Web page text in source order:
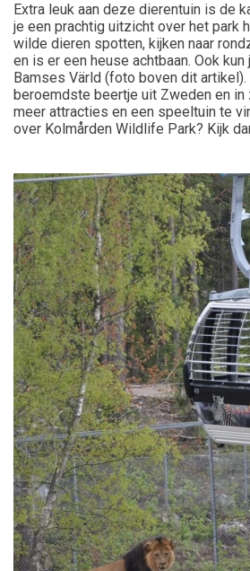
Extra leuk aan deze dierentuin is de
je een prachtig uitzicht over het park
wilde dieren spotten, kijken naar
en is er een heuse achtbaan. Ook
Bamses Värld (foto boven dit artikel)
beroemdste beertje uit Zweden en
meer attracties en een speeltuin te
over Kolmården Wildlife Park? Kijk